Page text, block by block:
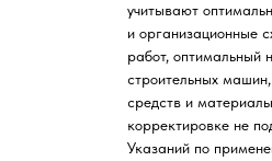
учитывают
и организационные
работ, оптимальный
строительных
средств и
корректировке не
Указаний по